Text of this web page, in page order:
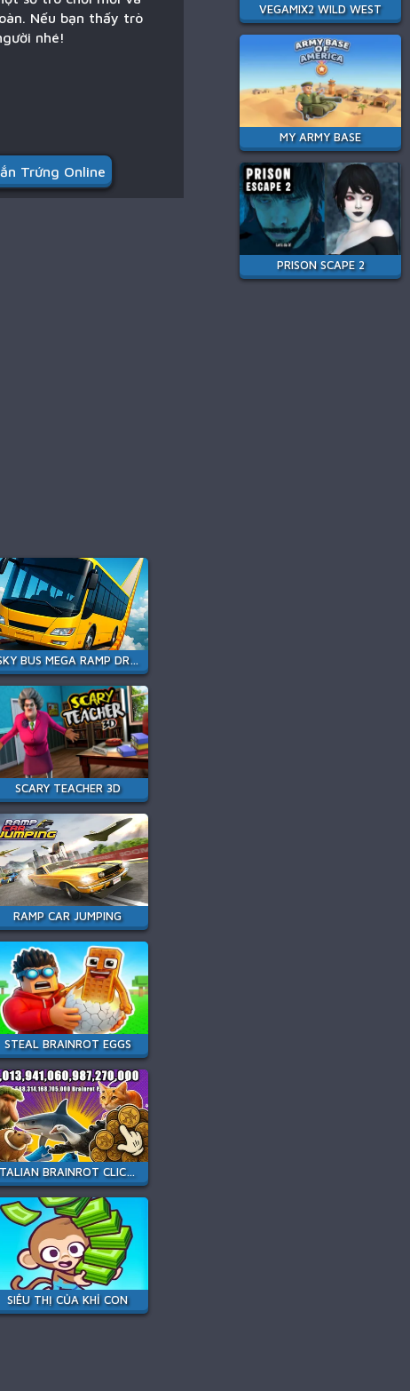
Nếu bạn thấy trò
nhé!
Trứng Online
SKY BUS MEGA RAMP DRIVE
SCARY TEACHER 3D
RAMP CAR JUMPING
STEAL BRAINROT EGGS
ITALIAN BRAINROT CLICKER 2
SIÊU THỊ CỦA KHỈ CON
VEGAMIX2 WILD WEST
MY ARMY BASE
PRISON SCAPE 2